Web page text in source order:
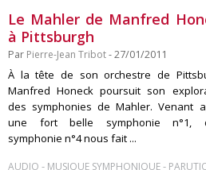
Le Mahler de Manfred
à Pittsburgh
Par Pierre-Jean Tribot- 27/01/2011
À la tête de son orchestre de
Manfred Honeck poursuit son
des symphonies de Mahler. Venant
une fort belle symphonie n°1,
symphonie n°4 nous fait ...
AUDIO - MUSIQUE SYMPHONIQUE-